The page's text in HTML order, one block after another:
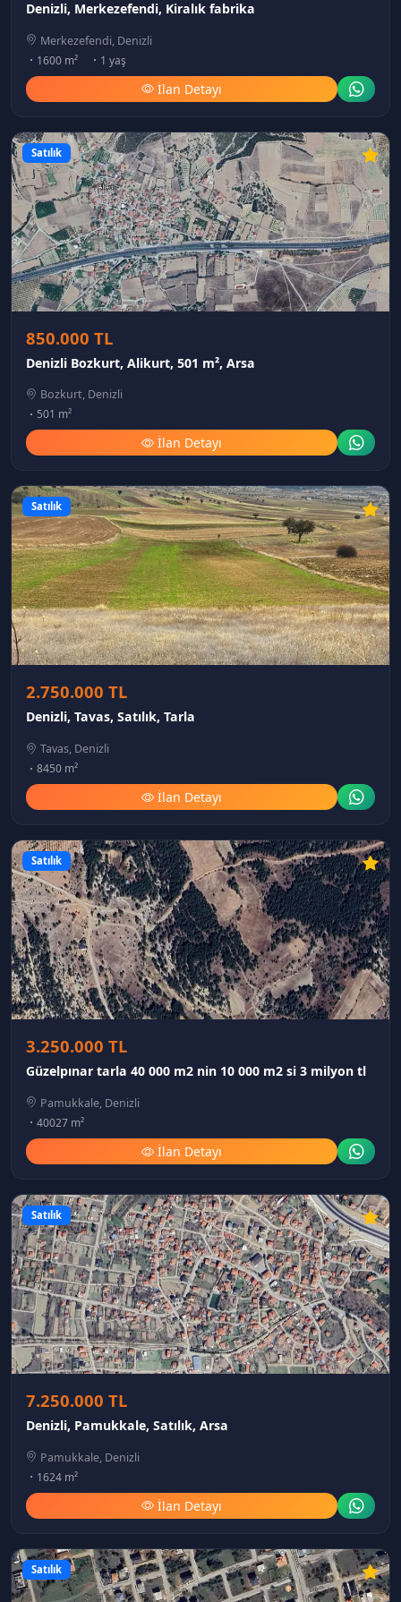
Denizli, Merkezefendi, Kiralık fabrika
Merkezefendi, Denizli
1600 m²
1 yaş
İlan Detayı
Satılık
850.000 TL
Denizli Bozkurt, Alikurt, 501 m², Arsa
Bozkurt, Denizli
501 m²
İlan Detayı
Satılık
2.750.000 TL
Denizli, Tavas, Satılık, Tarla
Tavas, Denizli
8450 m²
İlan Detayı
Satılık
3.250.000 TL
Güzelpınar tarla 40 000 m2 nin 10 000 m2 si 3 milyon tl
Pamukkale, Denizli
40027 m²
İlan Detayı
Satılık
7.250.000 TL
Denizli, Pamukkale, Satılık, Arsa
Pamukkale, Denizli
1624 m²
İlan Detayı
Satılık